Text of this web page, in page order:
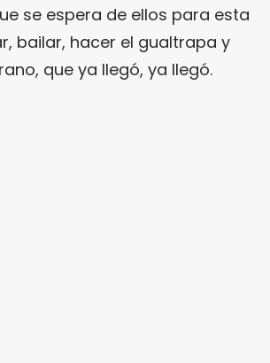
se espera de ellos para esta
bailar, hacer el gualtrapa y
que ya llegó, ya llegó.